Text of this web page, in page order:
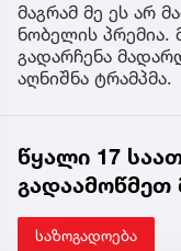
მაგრამ მე ეს არ
ნობელის პრემია.
გადარჩენა
აღნიშნა ტრამპმა.
წყალი 17
გადაამოწმეთ
საზოგადოება